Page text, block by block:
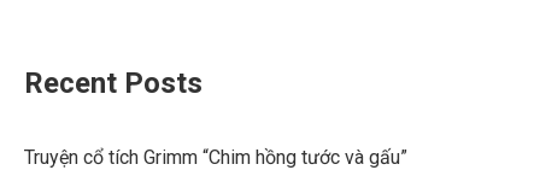
Recent Posts
Truyện cổ tích Grimm “Chim hồng tước và gấu”